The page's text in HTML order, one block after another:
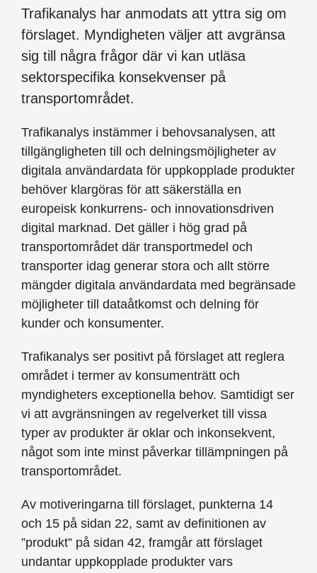
Trafikanalys har anmodats att yttra sig om
förslaget. Myndigheten väljer att avgränsa
sig till några frågor där vi kan utläsa
sektorspecifika konsekvenser på
transportområdet.
Trafikanalys instämmer i behovsanalysen, att
tillgängligheten till och delningsmöjligheter av
digitala användardata för uppkopplade produkter
behöver klargöras för att säkerställa en
europeisk konkurrens- och innovationsdriven
digital marknad. Det gäller i hög grad på
transportområdet där transportmedel och
transporter idag generar stora och allt större
mängder digitala användardata med begränsade
möjligheter till dataåtkomst och delning för
kunder och konsumenter.
Trafikanalys ser positivt på förslaget att reglera
området i termer av konsumenträtt och
myndigheters exceptionella behov. Samtidigt ser
vi att avgränsningen av regelverket till vissa
typer av produkter är oklar och inkonsekvent,
något som inte minst påverkar tillämpningen på
transportområdet.
Av motiveringarna till förslaget, punkterna 14
och 15 på sidan 22, samt av definitionen av
”produkt” på sidan 42, framgår att förslaget
undantar uppkopplade produkter vars